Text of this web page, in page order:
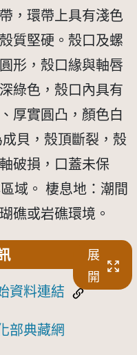
，環帶上具有淺色
質堅硬。殼口及螺
形，殼口緣與軸唇
綠色，殼口內具有
厚實圓凸，顏色白
貝，殼頂斷裂，殼
破損，口蓋未保
域。 棲息地：潮間
礁或岩礁環境。
展
開
資料連結
部典藏網